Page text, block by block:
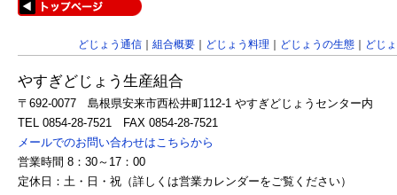
どじょう通信 組合概要 どじょう料理 どじょうの生態 どじ
やすぎどじょう生産組合
〒692-0077 島根県安来市西松井町112-1 やすぎどじょうセンター内
TEL 0854-28-7521 FAX 0854-28-7521
メールでのお問い合わせはこちらから
営業時間 8：30～17：00
定休日：土・日・祝（詳しくは営業カレンダーをご覧ください）